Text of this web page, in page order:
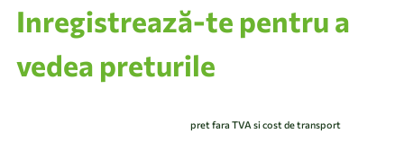
Inregistrează-te pentru a
vedea preturile
pret fara TVA si cost de transport